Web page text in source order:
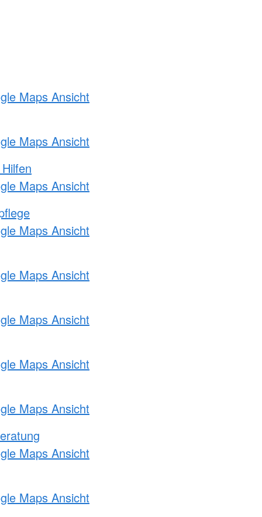
Maps Ansicht
Maps Ansicht
Maps Ansicht
Maps Ansicht
Maps Ansicht
Maps Ansicht
Maps Ansicht
Maps Ansicht
Maps Ansicht
Maps Ansicht